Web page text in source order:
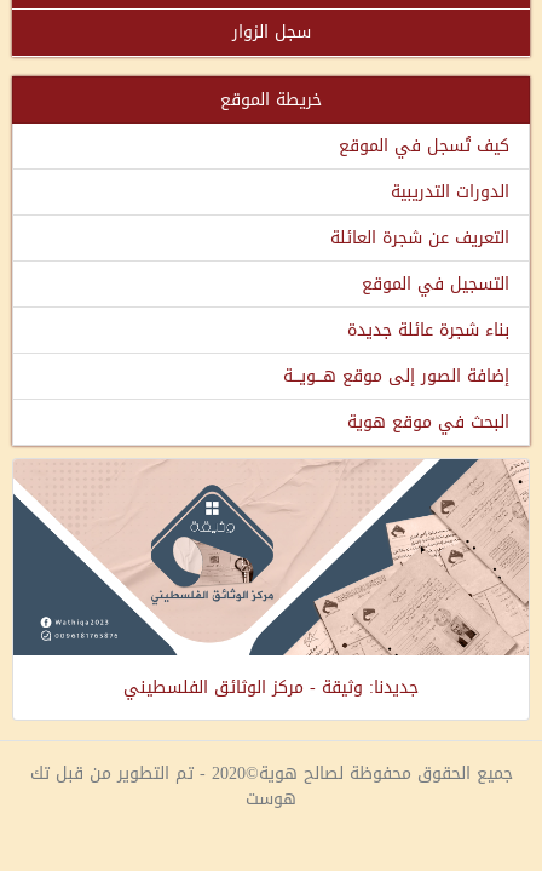
سجل الزوار
خريطة الموقع
كيف تُسجل في الموقع
الدورات التدريبية
التعريف عن شجرة العائلة
التسجيل في الموقع
بناء شجرة عائلة جديدة
إضافة الصور إلى موقع هـــويـــة
البحث في موقع هوية
جديدنا: وثيقة - مركز الوثائق الفلسطيني
جميع الحقوق محفوظة لصالح هوية©2020 - تم التطوير من قبل تك
هوست